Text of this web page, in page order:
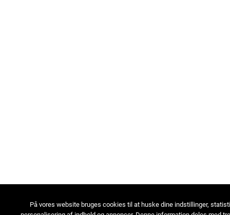
På vores website bruges cookies til at huske dine indstillinger,